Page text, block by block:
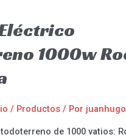
1000w
/ Productos / Por
de 1000 vatios: